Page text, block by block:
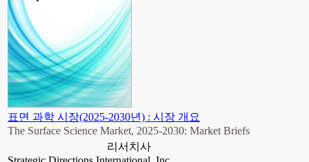
표면 과학 시장(2025-2030년) : 시장 개요
The Surface Science Market, 2025-2030: Market Briefs
리서치사